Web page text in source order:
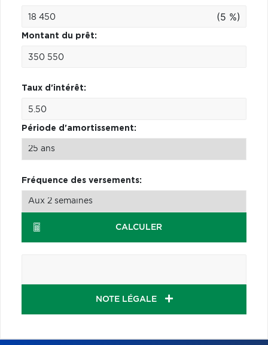
(5 %)
Montant du prêt:
Taux d'intérêt:
Période d'amortissement:
Fréquence des versements:
CALCULER
NOTE LÉGALE